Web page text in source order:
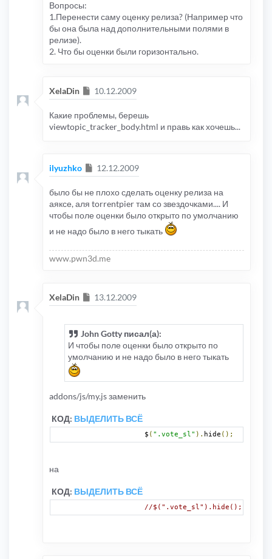
Вопросы:
1.Перенести саму оценку релиза? (Например что
бы она была над дополнительными полями в
релизе).
2. Что бы оценки были горизонтально.
XelaDin Сообщение
10.12.2009
Какие проблемы, берешь
viewtopic_tracker_body.html и правь как хочешь...
ilyuzhko Сообщение
12.12.2009
было бы не плохо сделать оценку релиза на
аяксе, аля torrentpier там со звездочками.... И
чтобы поле оценки было открыто по умолчанию
и не надо было в него тыкать
www.pwn3d.me
XelaDin Сообщение
13.12.2009
John Gotty писал(а):
И чтобы поле оценки было открыто по
умолчанию и не надо было в него тыкать
addons/js/my.js заменить
КОД: ВЫДЕЛИТЬ ВСЁ
		$
( ".vote_sl" ). hide ();
на
КОД: ВЫДЕЛИТЬ ВСЁ
//$(".vote_sl").hide();